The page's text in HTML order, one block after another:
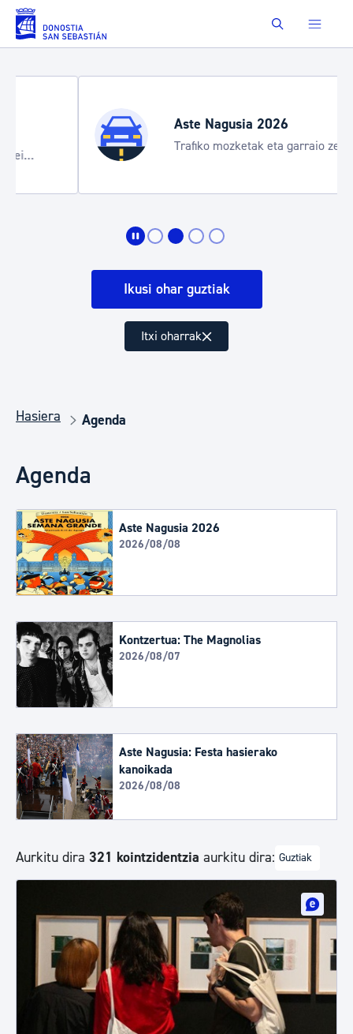
Eduki nagusira joan Buscar
Aste Nagusia 2026
Trafiko mozketak eta garraio zerbitzu
bereziak
Ikusi ohar guztiak
Itxi oharrak
Hasiera Agenda
Agenda
Aste Nagusia 2026
2026/08/08
Kontzertua: The Magnolias
2026/08/07
Aste Nagusia: Festa hasierako
kanoikada
2026/08/08
Aurkitu dira 321 kointzidentzia aurkitu dira: Guztiak